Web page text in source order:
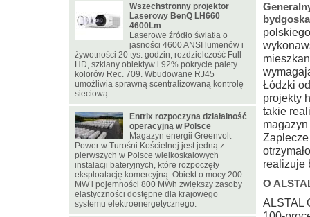
Łódzki
projekty
takie
realizuje
O
ALSTAL
Wszechstronny projektor
Laserowy BenQ LH660
4600Lm
Laserowe źródło światła o
jasności 4600 ANSI lumenów i
żywotności 20 tys. godzin, rozdzielczość Full
HD, szklany obiektyw i 92% pokrycie palety
kolorów Rec. 709. Wbudowane RJ45
umożliwia sprawną scentralizowaną kontrolę
sieciową.
Entrix rozpoczyna działalność
operacyjną w Polsce
Magazyn energii Greenvolt
Power w Turośni Kościelnej jest jedną z
pierwszych w Polsce wielkoskalowych
instalacji bateryjnych, które rozpoczęły
eksploatację komercyjną. Obiekt o mocy 200
MW i pojemności 800 MWh zwiększy zasoby
elastyczności dostępne dla krajowego
systemu elektroenergetycznego.